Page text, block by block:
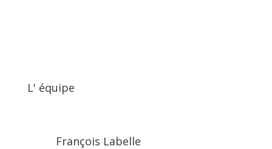
L' équipe
François Labelle